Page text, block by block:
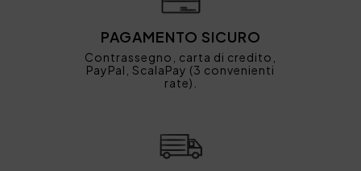
PAGAMENTO SICURO
Contrassegno, carta di credito,
PayPal, ScalaPay (3 convenienti
rate).